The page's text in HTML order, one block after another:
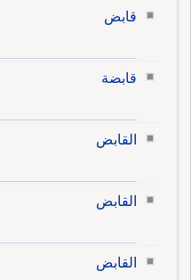
قابض
قابضة
القابض
القابض
القابض